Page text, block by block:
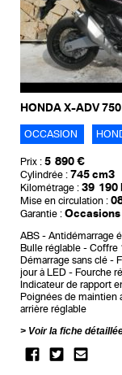
HONDA X-ADV
OCCASION
Prix : 5 890 €
Cylindrée : 745 cm3
Kilométrage : 39 190
Mise en circulation :
Garantie : Occasions
ABS Antidémarrage
Bulle réglable
Coffre
Démarrage sans clé
jour à LED
Fourche
Indicateur de rapport
Poignées de maintien
arrière réglable
Voir la fiche